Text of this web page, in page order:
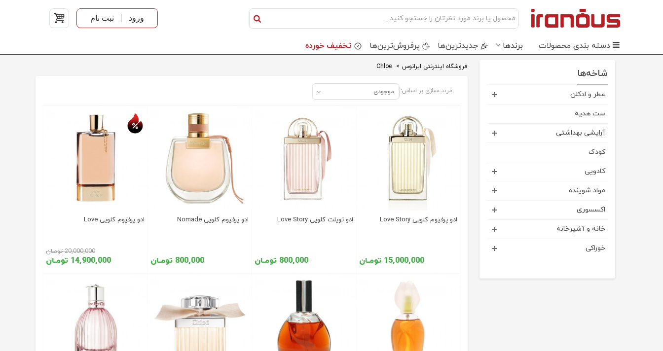
ورود ثبت نام
دسته بندی محصولات برندها جدید‌ترین‌ها پرفروش‌ترین‌ها تخفیف خورده
شاخه‌ها
عطر و ادکلن
ست هدیه
آرایشی بهداشتی
کودک
کادویی
مواد شوینده
اکسسوری
خانه و آشپرخانه
خوراکی
فروشگاه اینترنتی ایرانوس >
Chloe
مرتب‌سازی بر اساس: موجودی
ادو پرفیوم کلویی Love Story
15,000,000 تومـان
ادو تویلت کلویی Love Story
800,000 تومـان
ادو پرفیوم کلویی Nomade
800,000 تومـان
ادو پرفیوم کلویی Love
14,900,000 تومـان
20,000,000 تومـان